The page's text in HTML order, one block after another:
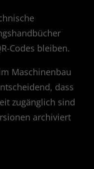
Codes bleiben.
Maschinenbau
dass
zugänglich sind
archiviert